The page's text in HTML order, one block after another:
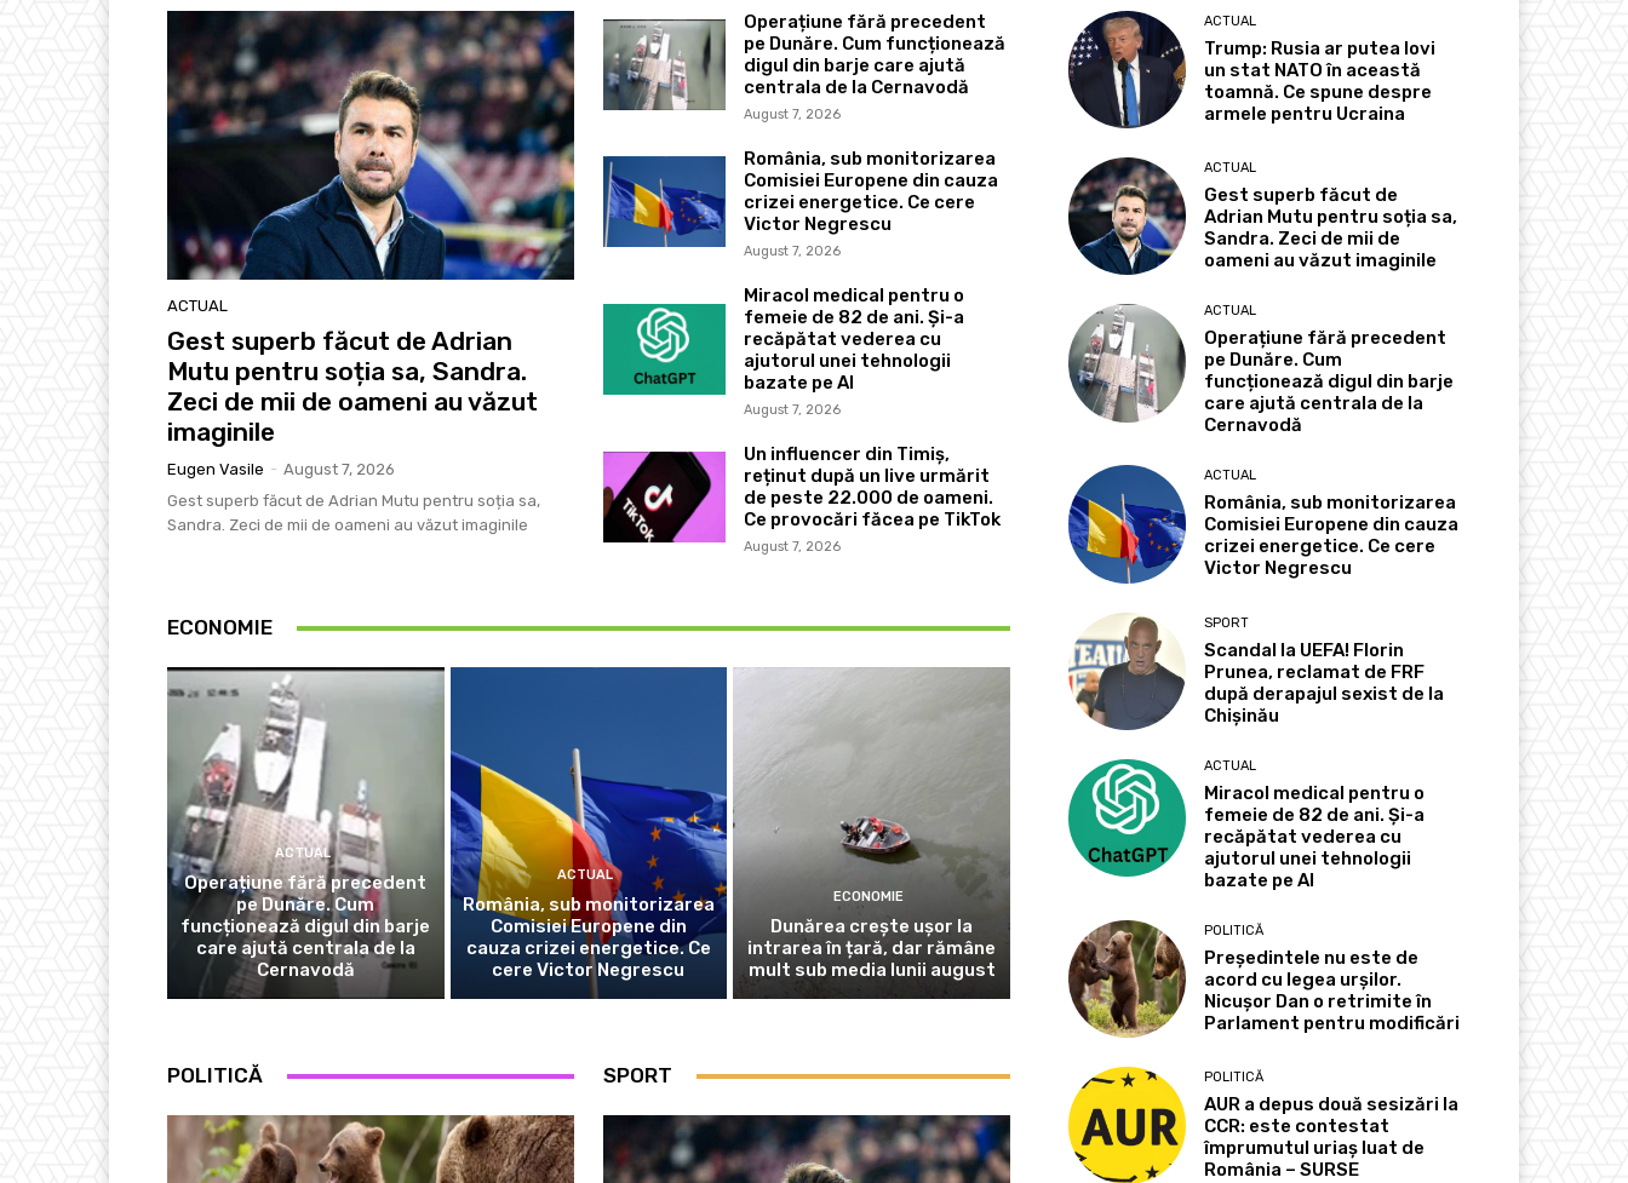
ACTUAL
Gest superb făcut de Adrian
Mutu pentru soția sa, Sandra.
Zeci de mii de oameni au văzut
imaginile
Eugen Vasile - August 7, 2026
Gest superb făcut de Adrian Mutu pentru soția sa,
Sandra. Zeci de mii de oameni au văzut imaginile
Operațiune fără precedent
pe Dunăre. Cum funcționează
digul din barje care ajută
centrala de la Cernavodă
August 7, 2026
România, sub monitorizarea
Comisiei Europene din cauza
crizei energetice. Ce cere
Victor Negrescu
August 7, 2026
Miracol medical pentru o
femeie de 82 de ani. Și-a
recăpătat vederea cu
ajutorul unei tehnologii
bazate pe AI
August 7, 2026
Un influencer din Timiș,
reținut după un live urmărit
de peste 22.000 de oameni.
Ce provocări făcea pe TikTok
August 7, 2026
ECONOMIE
ACTUAL
Operațiune fără precedent
pe Dunăre. Cum
funcționează digul din barje
care ajută centrala de la
Cernavodă
ACTUAL
România, sub monitorizarea
Comisiei Europene din
cauza crizei energetice. Ce
cere Victor Negrescu
ECONOMIE
Dunărea crește ușor la
intrarea în țară, dar rămâne
mult sub media lunii august
POLITICĂ SPORT
ACTUAL
Trump: Rusia ar putea lovi
un stat NATO în această
toamnă. Ce spune despre
armele pentru Ucraina
ACTUAL
Gest superb făcut de
Adrian Mutu pentru soția sa,
Sandra. Zeci de mii de
oameni au văzut imaginile
ACTUAL
Operațiune fără precedent
pe Dunăre. Cum
funcționează digul din barje
care ajută centrala de la
Cernavodă
ACTUAL
România, sub monitorizarea
Comisiei Europene din cauza
crizei energetice. Ce cere
Victor Negrescu
SPORT
Scandal la UEFA! Florin
Prunea, reclamat de FRF
după derapajul sexist de la
Chișinău
ACTUAL
Miracol medical pentru o
femeie de 82 de ani. Și-a
recăpătat vederea cu
ajutorul unei tehnologii
bazate pe AI
POLITICĂ
Președintele nu este de
acord cu legea urșilor.
Nicușor Dan o retrimite în
Parlament pentru modificări
POLITICĂ
AUR a depus două sesizări la
CCR: este contestat
împrumutul uriaș luat de
România – SURSE